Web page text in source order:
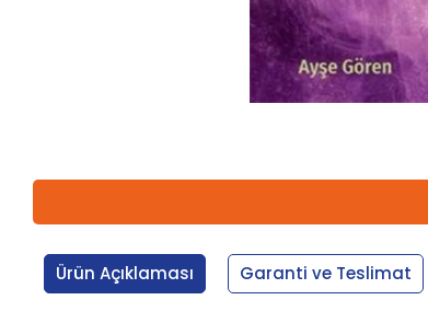
Ürün Açıklaması Garanti ve Teslimat